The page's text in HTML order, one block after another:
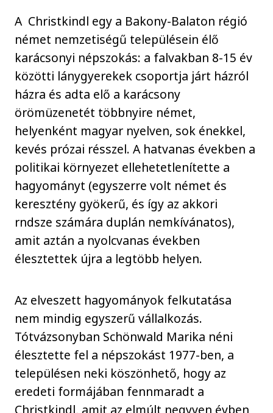
A Christkindl egy a Bakony-Balaton régió
német nemzetiségű településein élő
karácsonyi népszokás: a falvakban 8-15 év
közötti lánygyerekek csoportja járt házról
házra és adta elő a karácsony
örömüzenetét többnyire német,
helyenként magyar nyelven, sok énekkel,
kevés prózai résszel. A hatvanas években a
politikai környezet ellehetetlenítette a
hagyományt (egyszerre volt német és
keresztény gyökerű, és így az akkori
rndsze számára duplán nemkívánatos),
amit aztán a nyolcvanas években
élesztettek újra a legtöbb helyen.
Az elveszett hagyományok felkutatása
nem mindig egyszerű vállalkozás.
Tótvázsonyban Schönwald Marika néni
élesztette fel a népszokást 1977-ben, a
településen neki köszönhető, hogy az
eredeti formájában fennmaradt a